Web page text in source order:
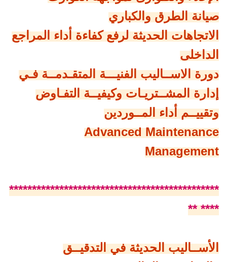
صيانة الطرق والكباري
الاتجاهات الحديثة لرفع كفاءة أداء المراجع
الداخلى
دورة الاســاليب الفنيـــة المتقـدمــة فـي
إدارة المشــتريـات وكيفيــة التفـاوض
وتقييــم أداء المــوردين
Advanced Maintenance
Management
**********************************************
**** **
الأســاليب الحديثة في التدقيــق